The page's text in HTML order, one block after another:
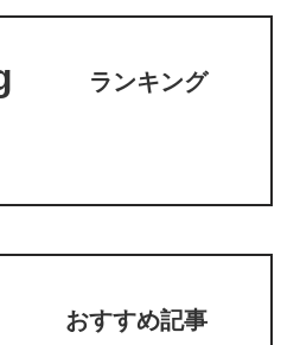
ランキング
おすすめ記事